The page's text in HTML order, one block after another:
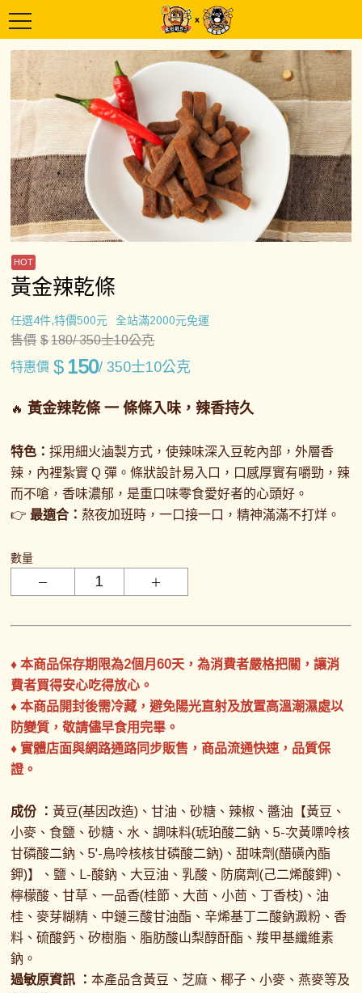
黃金辣乾條
任選4件,特價500元 全站滿2000元免運
售價 $180/ 350士10公克
特惠價 $ 150/ 350士10公克
🔥 黃金辣乾條 一條條入味，辣香持久
特色：採用細火滷製方式，使辣味深入豆乾內部，外層香
辣，內裡紮實 Q 彈。條狀設計易入口，口感厚實有嚼勁，辣
而不嗆，香味濃郁，是重口味零食愛好者的心頭好。
👉 最適合：熬夜加班時，一口接一口，精神滿滿不打烊。
數量
♦ 本商品保存期限為2個月60天，為消費者嚴格把關，讓消
費者買得安心吃得放心。
♦ 本商品開封後需冷藏，避免陽光直射及放置高溫潮濕處以
防變質，敬請儘早食用完畢。
♦ 實體店面與網路通路同步販售，商品流通快速，品質保
證。
成份 ： 黃豆(基因改造)、甘油、砂糖、辣椒、醬油【黃豆、
小麥、食鹽、砂糖、水、調味料(琥珀酸二鈉、5-次黃嘌呤核
甘磷酸二鈉、5'-鳥呤核核甘磷酸二鈉)、甜味劑(醋磺內酯
鉀)】、鹽、L-酸鈉、大豆油、乳酸、防腐劑(己二烯酸鉀)、
檸檬酸、甘草、一品香(桂節、大茴、小茴、丁香枝)、油
桂、麥芽糊精、中鏈三酸甘油酯、辛烯基丁二酸鈉澱粉、香
料、硫酸鈣、矽樹脂、脂肪酸山梨醇酐酯、羧甲基纖維素
鈉。
過敏原資訊 ：本產品含黃豆、芝麻、椰子、小麥、燕麥等及